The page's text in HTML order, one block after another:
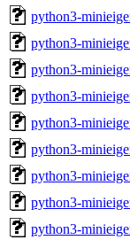
python3-
python3-
python3-
python3-
python3-
python3-
python3-
python3-
python3-